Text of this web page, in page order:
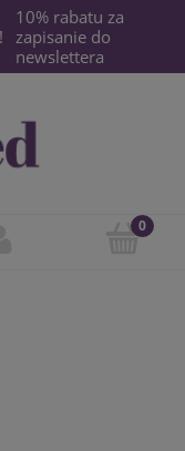
10% rabatu za
zapisanie do
newslettera